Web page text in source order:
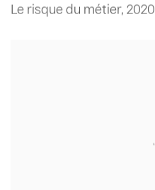
Le risque du métier, 2020